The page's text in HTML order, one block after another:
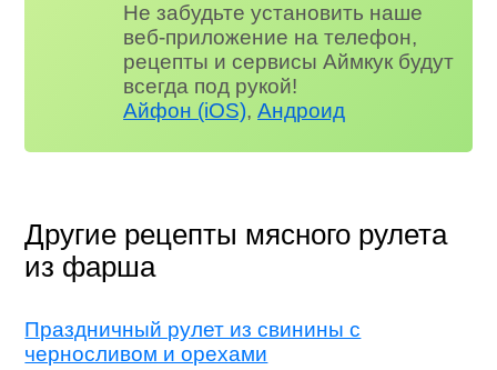
Не забудьте установить наше
веб-приложение на телефон,
рецепты и сервисы Аймкук будут
всегда под рукой!
Айфон (iOS),Андроид
Другие рецепты мясного рулета
из фарша
Праздничный рулет из свинины с
черносливом и орехами